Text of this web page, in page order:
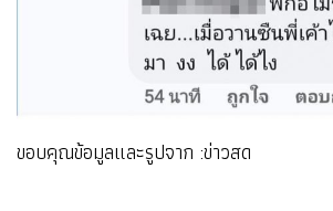
ขอบคุณข้อมูลและรูปจาก :ข่าวสด